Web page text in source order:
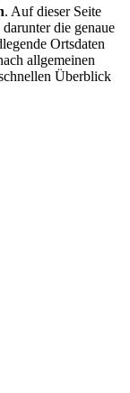
. Auf dieser Seite
darunter die genaue
Ortsdaten
allgemeinen
Überblick